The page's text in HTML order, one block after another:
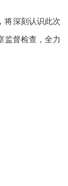
将深刻认识此次
监督检查，全力